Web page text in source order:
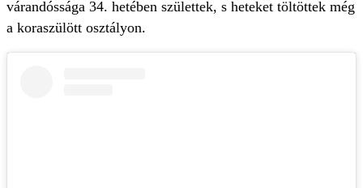
várandóssága 34. hetében születtek, s heteket töltöttek még
a koraszülött osztályon.